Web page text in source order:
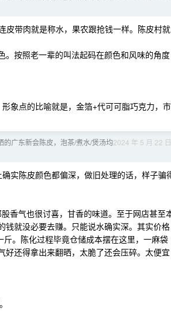
皮带肉就是称水，果农跟抢钱一样。陈皮村就
。按照老一辈的叫法起码在颜色和风味的角度
象点的比喻就是，金箔+代可可脂巧克力，市
2024 年 5 月 22 日
广东新会陈皮，泡茶/煮水/煲汤均
实陈皮颜色都偏深，做旧处理的话，样子骗
香气也很讨喜，甘香的味道。至于网店甚至
钱就没必要去赚。只能说水确实深。其实价格
。陈化过程毕竟仓储成本摆在这里，一麻袋
还得拿出来翻晒，太脆了还会压碎。太便宜